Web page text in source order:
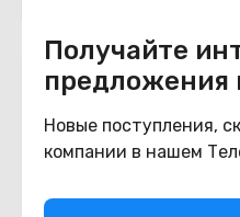
Получайте
предложения
Новые поступления,
компании в нашем